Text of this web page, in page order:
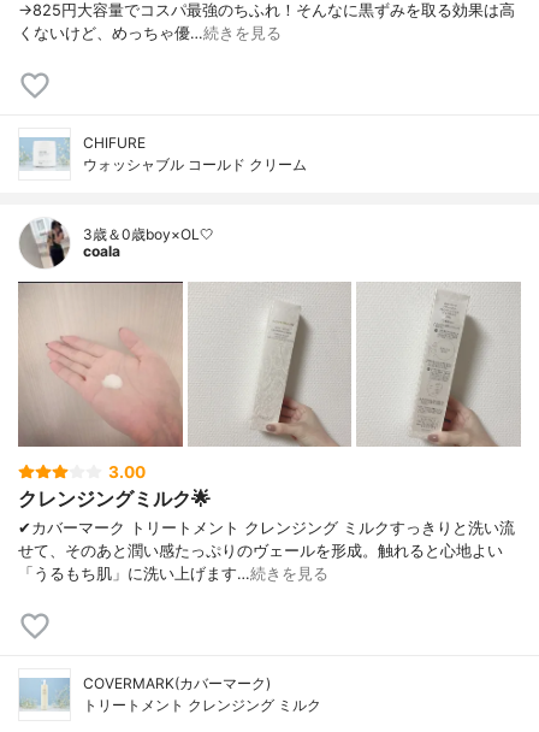
→825円大容量でコスパ最強のちふれ！そんなに黒ずみを取る効果は高
くないけど、めっちゃ優…続きを見る
CHIFURE
ウォッシャブル コールド クリーム
3歳＆0歳boy×OL🤍
coala
3.00
クレンジングミルク🌟
✔︎カバーマーク トリートメント クレンジング ミルクすっきりと洗い流
せて、そのあと潤い感たっぷりのヴェールを形成。触れると心地よい
「うるもち肌」に洗い上げます…続きを見る
COVERMARK(カバーマーク)
トリートメント クレンジング ミルク